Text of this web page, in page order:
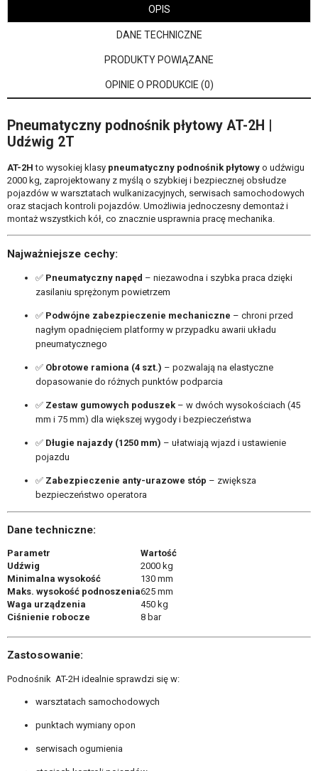
OPIS
DANE TECHNICZNE
PRODUKTY POWIĄZANE
OPINIE O PRODUKCIE (0)
Pneumatyczny podnośnik płytowy AT-2H |
Udźwig 2T
AT-2H to wysokiej klasy pneumatyczny podnośnik płytowy o udźwigu
2000 kg, zaprojektowany z myślą o szybkiej i bezpiecznej obsłudze
pojazdów w warsztatach wulkanizacyjnych, serwisach samochodowych
oraz stacjach kontroli pojazdów. Umożliwia jednoczesny demontaż i
montaż wszystkich kół, co znacznie usprawnia pracę mechanika.
Najważniejsze cechy:
✅ Pneumatyczny napęd – niezawodna i szybka praca dzięki
zasilaniu sprężonym powietrzem
✅ Podwójne zabezpieczenie mechaniczne – chroni przed
nagłym opadnięciem platformy w przypadku awarii układu
pneumatycznego
✅ Obrotowe ramiona (4 szt.) – pozwalają na elastyczne
dopasowanie do różnych punktów podparcia
✅ Zestaw gumowych poduszek – w dwóch wysokościach (45
mm i 75 mm) dla większej wygody i bezpieczeństwa
✅ Długie najazdy (1250 mm) – ułatwiają wjazd i ustawienie
pojazdu
✅ Zabezpieczenie anty-urazowe stóp – zwiększa
bezpieczeństwo operatora
Dane techniczne:
Parametr
Wartość
Udźwig
2000 kg
Minimalna wysokość
130 mm
Maks. wysokość podnoszenia625 mm
Waga urządzenia
450 kg
Ciśnienie robocze
8 bar
Zastosowanie:
Podnośnik AT-2H idealnie sprawdzi się w:
warsztatach samochodowych
punktach wymiany opon
serwisach ogumienia